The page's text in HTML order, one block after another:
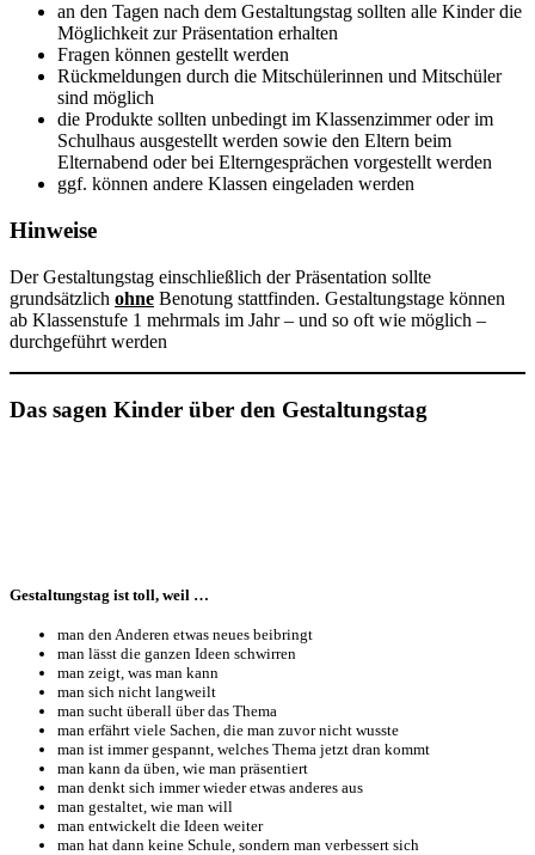
an den Tagen nach dem Gestaltungstag sollten alle Kinder die
Möglichkeit zur Präsentation erhalten
Fragen können gestellt werden
Rückmeldungen durch die Mitschülerinnen und Mitschüler
sind möglich
die Produkte sollten unbedingt im Klassenzimmer oder im
Schulhaus ausgestellt werden sowie den Eltern beim
Elternabend oder bei Elterngesprächen vorgestellt werden
ggf. können andere Klassen eingeladen werden
Hinweise
Der Gestaltungstag einschließlich der Präsentation sollte
grundsätzlich ohne Benotung stattfinden. Gestaltungstage können
ab Klassenstufe 1 mehrmals im Jahr – und so oft wie möglich –
durchgeführt werden
Das sagen Kinder über den Gestaltungstag
Gestaltungstag ist toll, weil …
man den Anderen etwas neues beibringt
man lässt die ganzen Ideen schwirren
man zeigt, was man kann
man sich nicht langweilt
man sucht überall über das Thema
man erfährt viele Sachen, die man zuvor nicht wusste
man ist immer gespannt, welches Thema jetzt dran kommt
man kann da üben, wie man präsentiert
man denkt sich immer wieder etwas anderes aus
man gestaltet, wie man will
man entwickelt die Ideen weiter
man hat dann keine Schule, sondern man verbessert sich